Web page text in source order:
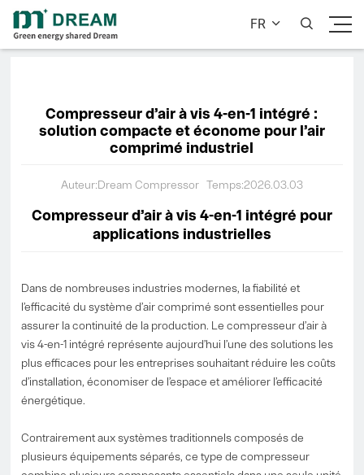
FR  
Compresseur d’air à vis 4-en-1 intégré :
solution compacte et économe pour l’air
comprimé industriel
Auteur:Dream Compressor Temps:2026.03.03
Compresseur d’air à vis 4-en-1 intégré pour
applications industrielles
Dans de nombreuses industries modernes, la fiabilité et
l’efficacité du système d’air comprimé sont essentielles pour
assurer la continuité de la production. Le compresseur d’air à
vis 4-en-1 intégré représente aujourd’hui l’une des solutions les
plus efficaces pour les entreprises souhaitant réduire les coûts
d’installation, économiser de l’espace et améliorer l’efficacité
énergétique.
Contrairement aux systèmes traditionnels composés de
plusieurs équipements séparés, ce type de compresseur